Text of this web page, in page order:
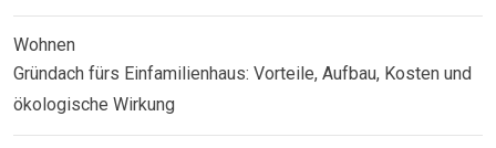
Wohnen
Gründach fürs Einfamilienhaus: Vorteile, Aufbau, Kosten und
ökologische Wirkung